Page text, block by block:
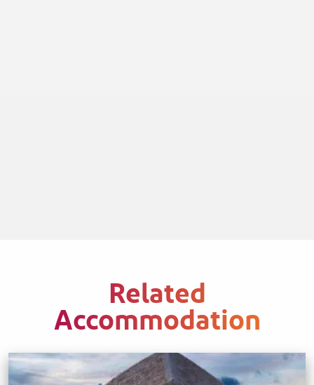
Related
Accommodation